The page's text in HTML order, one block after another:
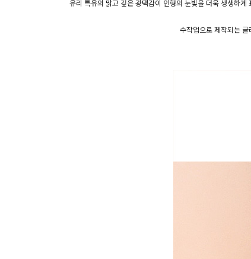
유리 특유의 맑고 깊은 광택감이 인형의 눈빛을 더욱 생생하
수작업으로 제작되는